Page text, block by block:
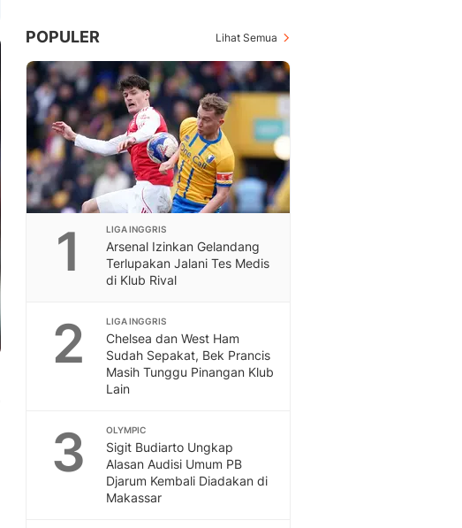
POPULER Lihat Semua
1 LIGA INGGRIS
Arsenal Izinkan Gelandang
Terlupakan Jalani Tes Medis
di Klub Rival
2 LIGA INGGRIS
Chelsea dan West Ham
Sudah Sepakat, Bek Prancis
Masih Tunggu Pinangan Klub
Lain
3 OLYMPIC
Sigit Budiarto Ungkap
Alasan Audisi Umum PB
Djarum Kembali Diadakan di
Makassar